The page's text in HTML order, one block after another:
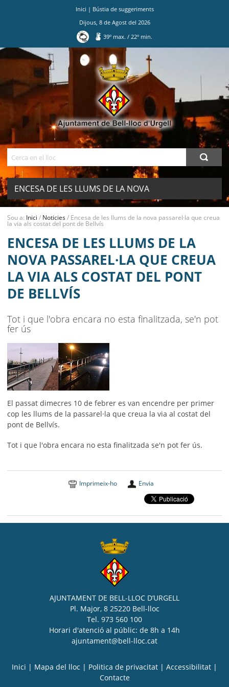
Inici | Bústia de suggeriments
Dijous, 8de Agostdel 2026
39º max./ 22º min.
ENCESA DE LES LLUMS DE LA NOVA
PASSAREL·LA QUE CREUA LA VIA ALS
COSTAT DEL PONT DE BELLVÍS
AJUNTAMENT
MUNICIPI
SEU ELECTRÒNICA
BELL-LLOC SOLUCIONA
Sou a: Inici / Noticies/ Encesa de les llums de la nova passarel·la que creua
la via als costat del pont de Bellvís
ENCESA DE LES LLUMS DE LA
NOVA PASSAREL·LA QUE CREUA
LA VIA ALS COSTAT DEL PONT
DE BELLVÍS
Tot i que l'obra encara no esta finalitzada, se'n pot
fer ús
El passat dimecres 10 de febrer es van encendre per primer
cop les llums de la passarel·la que creua la via al costat del
pont de Bellvís.
Tot i que l'obra encara no esta finalitzada se'n pot fer ús.
Imprimeix-ho Envia
AJUNTAMENT DE BELL-LLOC D’URGELL
Pl. Major, 8 25220 Bell-lloc
Tel. 973 560 100
Horari d'atenció al públic: de 8h a 14h
ajuntament@bell-lloc.cat
Inici | Mapa del lloc | Politica de privacitat | Accessibilitat |
Contacte